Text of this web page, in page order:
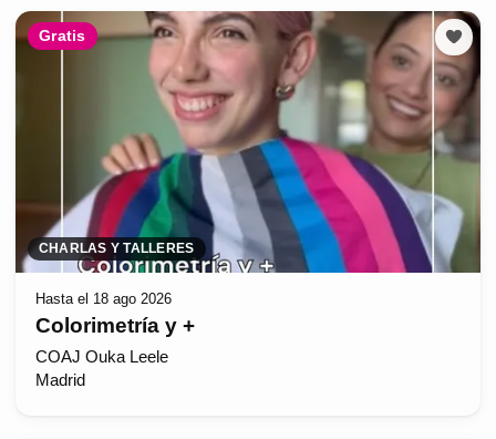
Gratis
CHARLAS Y TALLERES
Hasta el 18 ago 2026
Colorimetría y +
COAJ Ouka Leele
Madrid